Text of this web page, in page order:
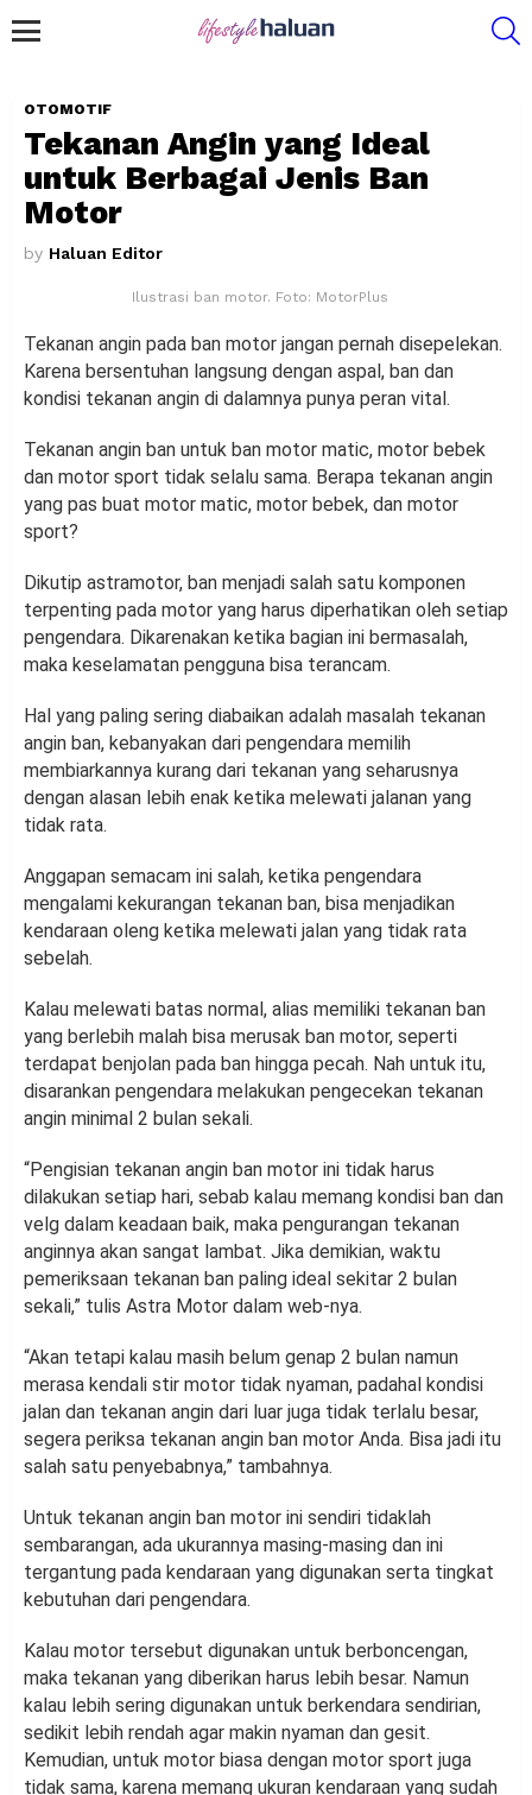
OTOMOTIF
Tekanan Angin yang Ideal
untuk Berbagai Jenis Ban
Motor
by Haluan Editor
Ilustrasi ban motor. Foto: MotorPlus
Tekanan angin pada ban motor jangan pernah disepelekan.
Karena bersentuhan langsung dengan aspal, ban dan
kondisi tekanan angin di dalamnya punya peran vital.
Tekanan angin ban untuk ban motor matic, motor bebek
dan motor sport tidak selalu sama. Berapa tekanan angin
yang pas buat motor matic, motor bebek, dan motor
sport?
Dikutip astramotor, ban menjadi salah satu komponen
terpenting pada motor yang harus diperhatikan oleh setiap
pengendara. Dikarenakan ketika bagian ini bermasalah,
maka keselamatan pengguna bisa terancam.
Hal yang paling sering diabaikan adalah masalah tekanan
angin ban, kebanyakan dari pengendara memilih
membiarkannya kurang dari tekanan yang seharusnya
dengan alasan lebih enak ketika melewati jalanan yang
tidak rata.
Anggapan semacam ini salah, ketika pengendara
mengalami kekurangan tekanan ban, bisa menjadikan
kendaraan oleng ketika melewati jalan yang tidak rata
sebelah.
Kalau melewati batas normal, alias memiliki tekanan ban
yang berlebih malah bisa merusak ban motor, seperti
terdapat benjolan pada ban hingga pecah. Nah untuk itu,
disarankan pengendara melakukan pengecekan tekanan
angin minimal 2 bulan sekali.
“Pengisian tekanan angin ban motor ini tidak harus
dilakukan setiap hari, sebab kalau memang kondisi ban dan
velg dalam keadaan baik, maka pengurangan tekanan
anginnya akan sangat lambat. Jika demikian, waktu
pemeriksaan tekanan ban paling ideal sekitar 2 bulan
sekali,” tulis Astra Motor dalam web-nya.
“Akan tetapi kalau masih belum genap 2 bulan namun
merasa kendali stir motor tidak nyaman, padahal kondisi
jalan dan tekanan angin dari luar juga tidak terlalu besar,
segera periksa tekanan angin ban motor Anda. Bisa jadi itu
salah satu penyebabnya,” tambahnya.
Untuk tekanan angin ban motor ini sendiri tidaklah
sembarangan, ada ukurannya masing-masing dan ini
tergantung pada kendaraan yang digunakan serta tingkat
kebutuhan dari pengendara.
Kalau motor tersebut digunakan untuk berboncengan,
maka tekanan yang diberikan harus lebih besar. Namun
kalau lebih sering digunakan untuk berkendara sendirian,
sedikit lebih rendah agar makin nyaman dan gesit.
Kemudian, untuk motor biasa dengan motor sport juga
tidak sama, karena memang ukuran kendaraan yang sudah